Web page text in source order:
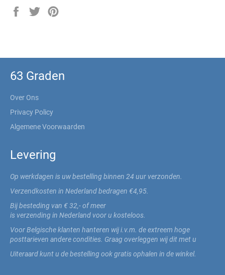
Delen
Twitteren
63 Graden
Over Ons
Privacy Policy
Algemene Voorwaarden
Levering
Op werkdagen is uw bestelling binnen 24 uur verzonden.
Verzendkosten in Nederland bedragen €4,95.
Bij besteding van € 32,- of meer
is verzending in Nederland voor u kosteloos.
Voor Belgische klanten hanteren wij i.v.m. de extreem hoge
posttarieven andere condities. Graag overleggen wij dit met u
Uiteraard kunt u de bestelling ook gratis ophalen in de winkel.